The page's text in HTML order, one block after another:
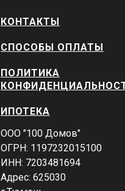
КОНТАКТЫ
СПОСОБЫ ОПЛАТЫ
ПОЛИТИКА
ИПОТЕКА
ООО "100 Домов"
ОГРН: 1197232015100
ИНН: 7203481694
Адрес: 625030